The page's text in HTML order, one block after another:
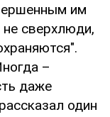
им
сверхлюди,
–
даже
один